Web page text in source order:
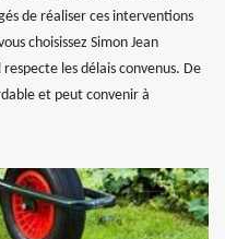
de réaliser ces interventions
choisissez Simon Jean
les délais convenus. De
et peut convenir à